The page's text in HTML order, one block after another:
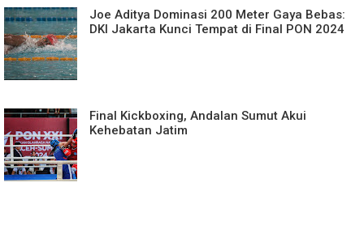
Joe Aditya Dominasi 200 Meter Gaya Bebas:
DKI Jakarta Kunci Tempat di Final PON 2024
Final Kickboxing, Andalan Sumut Akui
Kehebatan Jatim